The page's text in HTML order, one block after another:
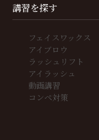
講習を探す
フェイスワックス
アイブロウ
ラッシュリフト
アイラッシュ
動画講習
コンペ対策